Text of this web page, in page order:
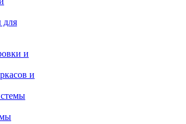
для
и
и